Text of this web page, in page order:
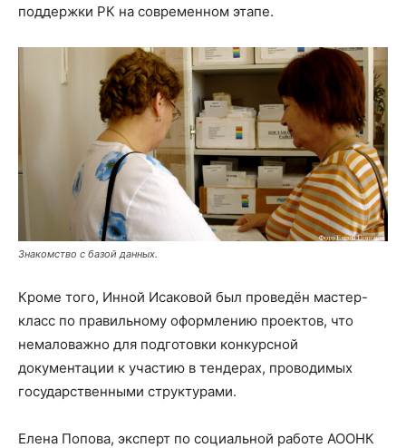
поддержки РК на современном этапе.
Знакомство с базой данных.
Кроме того, Инной Исаковой был проведён мастер-
класс по правильному оформлению проектов, что
немаловажно для подготовки конкурсной
документации к участию в тендерах, проводимых
государственными структурами.
Елена Попова, эксперт по социальной работе АООНК